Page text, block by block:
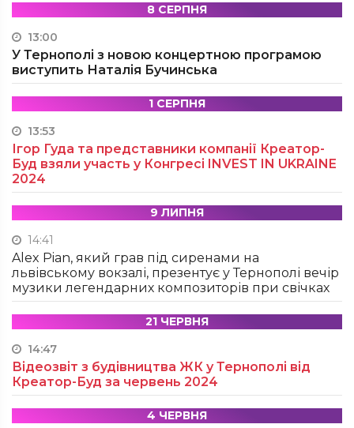
8 СЕРПНЯ
13:00
У Тернополі з новою концертною програмою
виступить Наталія Бучинська
1 СЕРПНЯ
13:53
Ігор Гуда та представники компанії Креатор-
Буд взяли участь у Конгресі INVEST IN UKRAINE
2024
9 ЛИПНЯ
14:41
Alex Pian, який грав під сиренами на
львівському вокзалі, презентує у Тернополі вечір
музики легендарних композиторів при свічках
21 ЧЕРВНЯ
14:47
Відеозвіт з будівництва ЖК у Тернополі від
Креатор-Буд за червень 2024
4 ЧЕРВНЯ